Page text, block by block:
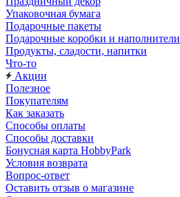
Упаковочная бумага
Подарочные пакеты
Подарочные коробки и наполнители
Продукты, сладости, напитки
Что-то
Акции
Полезное
Покупателям
Как заказать
Способы оплаты
Способы доставки
Бонусная карта HobbyPark
Условия возврата
Вопрос-ответ
Оставить отзыв о магазине